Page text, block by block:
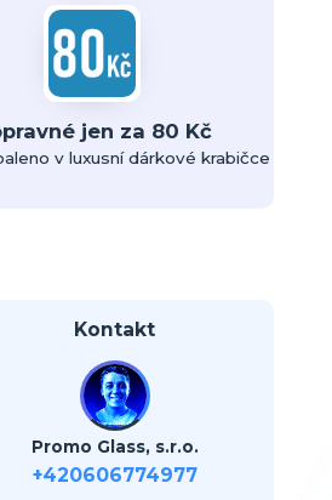
jen za 80 Kč
v luxusní dárkové krabičce
Kontakt
Promo Glass, s.r.o.
+420606774977